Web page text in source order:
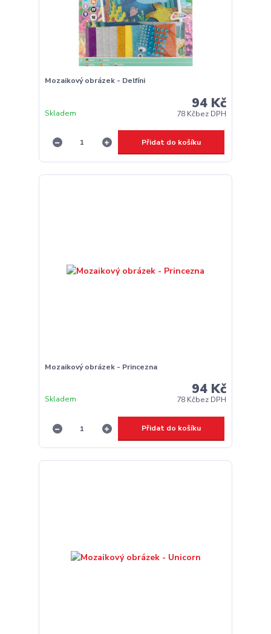
Mozaikový obrázek - Delfíni
94 Kč
78 Kčbez DPH
Skladem
Přidat do košíku
Mozaikový obrázek - Princezna
94 Kč
78 Kčbez DPH
Skladem
Přidat do košíku